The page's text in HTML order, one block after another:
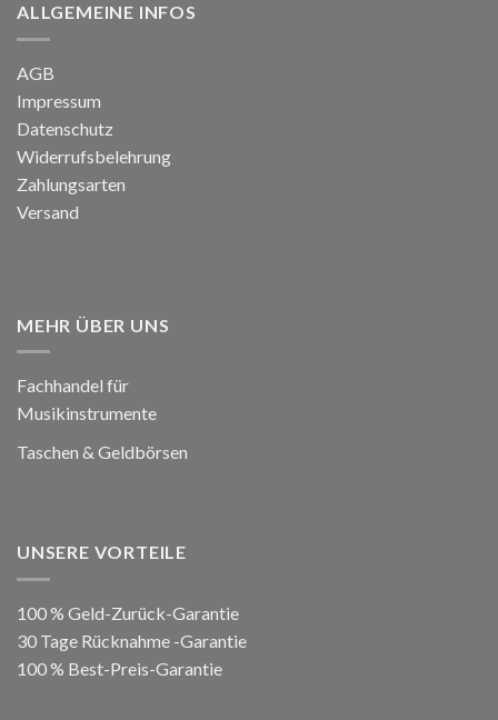
ALLGEMEINE INFOS
AGB
Impressum
Datenschutz
Widerrufsbelehrung
Zahlungsarten
Versand
MEHR ÜBER UNS
Fachhandel für
Musikinstrumente
Taschen & Geldbörsen
UNSERE VORTEILE
100 % Geld-Zurück-Garantie
30 Tage Rücknahme -Garantie
100 % Best-Preis-Garantie